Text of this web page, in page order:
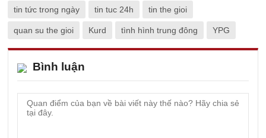
tin tức trong ngày tin tuc 24h tin the gioi
quan su the gioi Kurd tình hình trung đông YPG
Bình luận